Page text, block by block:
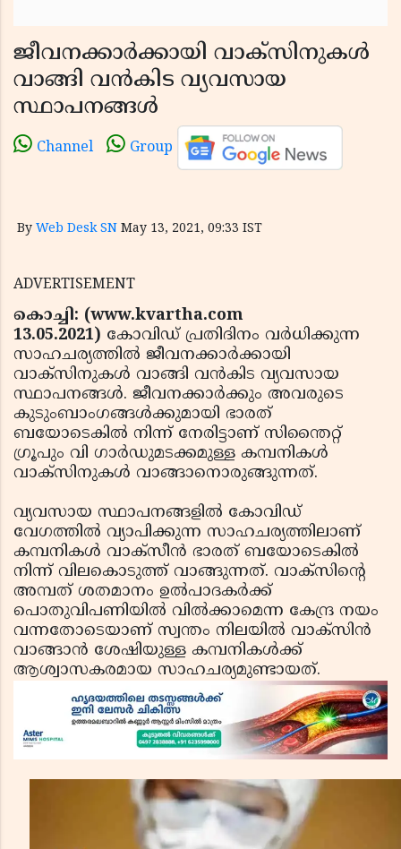
ജീവനക്കാർക്കായി വാക്സിനുകൾ
വാങ്ങി വൻകിട വ്യവസായ
സ്ഥാപനങ്ങൾ
Channel Group
By Web Desk SN May 13, 2021, 09:33 IST
ADVERTISEMENT
കൊച്ചി: (www.kvartha.com
13.05.2021) കോവിഡ് പ്രതിദിനം വർധിക്കുന്ന
സാഹചര്യത്തിൽ ജീവനക്കാര്‍ക്കായി
വാക്‌സിനുകള്‍ വാങ്ങി വന്‍കിട വ്യവസായ
സ്ഥാപനങ്ങള്‍. ജീവനക്കാര്‍ക്കും അവരുടെ
കുടുംബാംഗങ്ങള്‍ക്കുമായി ഭാരത്
ബയോടെകില്‍ നിന്ന് നേരിട്ടാണ് സിന്തൈറ്റ്
ഗ്രൂപും വി ഗാര്‍ഡുമടക്കമുള്ള കമ്പനികള്‍
വാക്‌സിനുകള്‍ വാങ്ങാനൊരുങ്ങുന്നത്.
വ്യവസായ സ്ഥാപനങ്ങളില്‍ കോവിഡ്
വേഗത്തില്‍ വ്യാപിക്കുന്ന സാഹചര്യത്തിലാണ്
കമ്പനികള്‍ വാക്‌സീന്‍ ഭാരത് ബയോടെകിൽ
നിന്ന് വിലകൊടുത്ത് വാങ്ങുന്നത്. വാക്‌സിന്റെ
അമ്പത് ശതമാനം ഉല്‍പാദകര്‍ക്ക്
പൊതുവിപണിയില്‍ വില്‍ക്കാമെന്ന കേന്ദ്ര നയം
വന്നതോടെയാണ് സ്വന്തം നിലയില്‍ വാക്‌സിന്‍
വാങ്ങാന്‍ ശേഷിയുള്ള കമ്പനികള്‍ക്ക്
ആശ്വാസകരമായ സാഹചര്യമുണ്ടായത്.